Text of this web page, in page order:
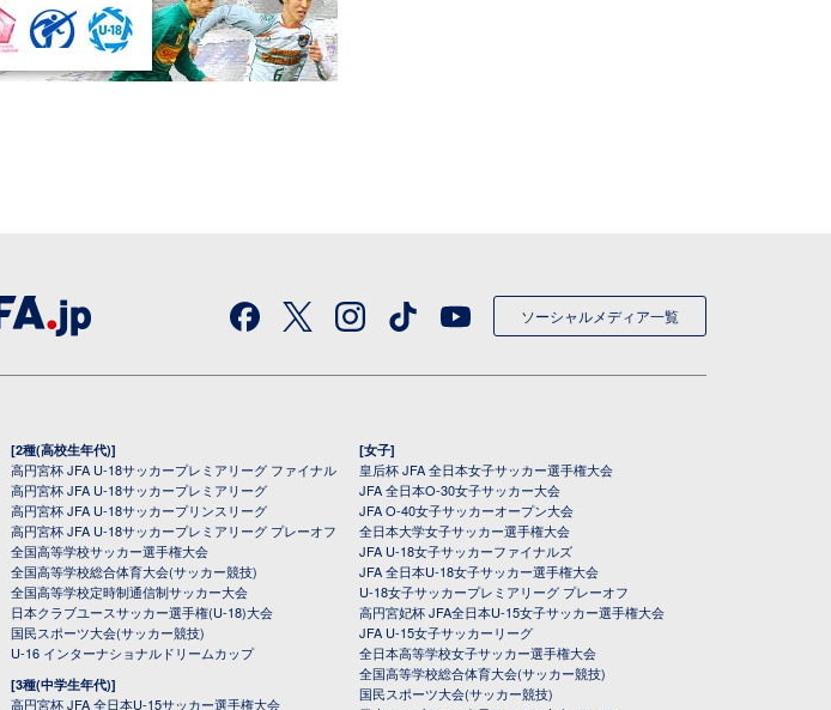
ソーシャルメディア一覧
[2種(高校生年代)]
高円宮杯 JFA U-18サッカープレミアリーグ ファイナル
高円宮杯 JFA U-18サッカープレミアリーグ
高円宮杯 JFA U-18サッカープリンスリーグ
高円宮杯 JFA U-18サッカープレミアリーグ プレーオフ
全国高等学校サッカー選手権大会
全国高等学校総合体育大会(サッカー競技)
全国高等学校定時制通信制サッカー大会
日本クラブユースサッカー選手権(U-18)大会
国民スポーツ大会(サッカー競技)
U-16 インターナショナルドリームカップ
[3種(中学生年代)]
高円宮杯 JFA 全日本U-15サッカー選手権大会
[女子]
皇后杯 JFA 全日本女子サッカー選手権大会
JFA 全日本O-30女子サッカー大会
JFA O-40女子サッカーオープン大会
全日本大学女子サッカー選手権大会
JFA U-18女子サッカーファイナルズ
JFA 全日本U-18女子サッカー選手権大会
U-18女子サッカープレミアリーグ プレーオフ
高円宮妃杯 JFA全日本U-15女子サッカー選手権大会
JFA U-15女子サッカーリーグ
全日本高等学校女子サッカー選手権大会
全国高等学校総合体育大会(サッカー競技)
国民スポーツ大会(サッカー競技)